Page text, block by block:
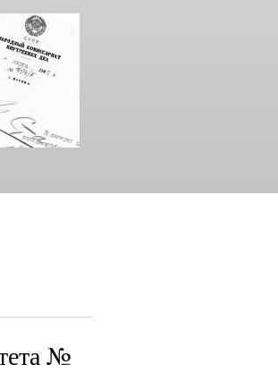
№